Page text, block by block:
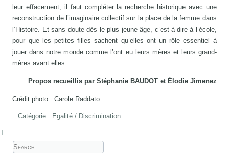
leur effacement, il faut compléter la recherche historique avec une
reconstruction de l’imaginaire collectif sur la place de la femme dans
l’Histoire. Et sans doute dès le plus jeune âge, c’est-à-dire à l’école,
pour que les petites filles sachent qu’elles ont un rôle essentiel à
jouer dans notre monde comme l’ont eu leurs mères et leurs grand-
mères avant elles.
Propos recueillis par Stéphanie BAUDOT et Élodie Jimenez
Crédit photo : Carole Raddato
Catégorie : Egalité / Discrimination